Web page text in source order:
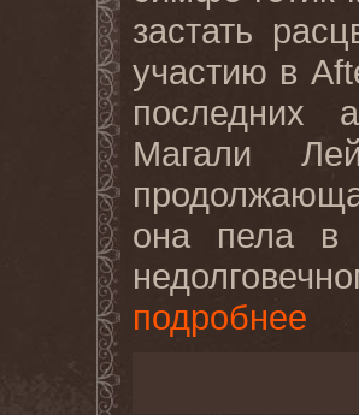
застать
участию в
последних
Магали
она пела в
подробнее